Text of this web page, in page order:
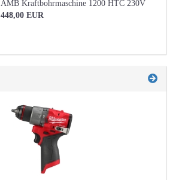
AMB Kraftbohrmaschine 1200 HTC 230V
448,00 EUR